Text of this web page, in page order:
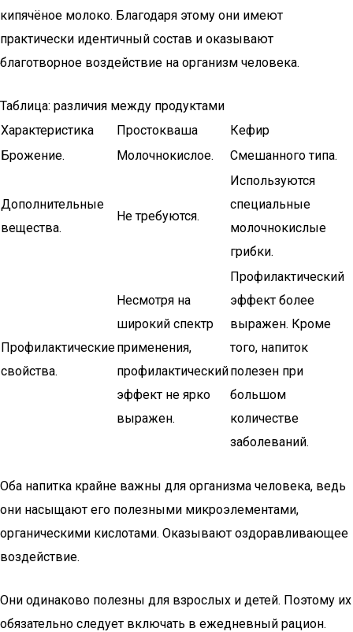
кипячёное молоко. Благодаря этому они имеют
практически идентичный состав и оказывают
благотворное воздействие на организм человека.
Таблица: различия между продуктами
Характеристика
Простокваша
Кефир
Брожение.
Молочнокислое. Смешанного типа.
Дополнительные
вещества.
Не требуются.
Используются
специальные
молочнокислые
грибки.
Профилактические
свойства.
Несмотря на
широкий спектр
применения,
профилактический
эффект не ярко
выражен.
Профилактический
эффект более
выражен. Кроме
того, напиток
полезен при
большом
количестве
заболеваний.
Оба напитка крайне важны для организма человека, ведь
они насыщают его полезными микроэлементами,
органическими кислотами. Оказывают оздоравливающее
воздействие.
Они одинаково полезны для взрослых и детей. Поэтому их
обязательно следует включать в ежедневный рацион.